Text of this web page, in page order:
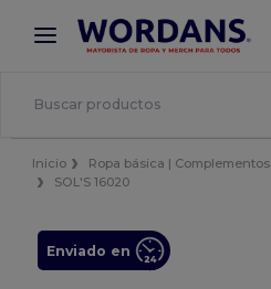
× App de Wordans
¡Mejores precios en app!
Inicio Ropa básica | Complementos
SOL'S 16020
Enviado en